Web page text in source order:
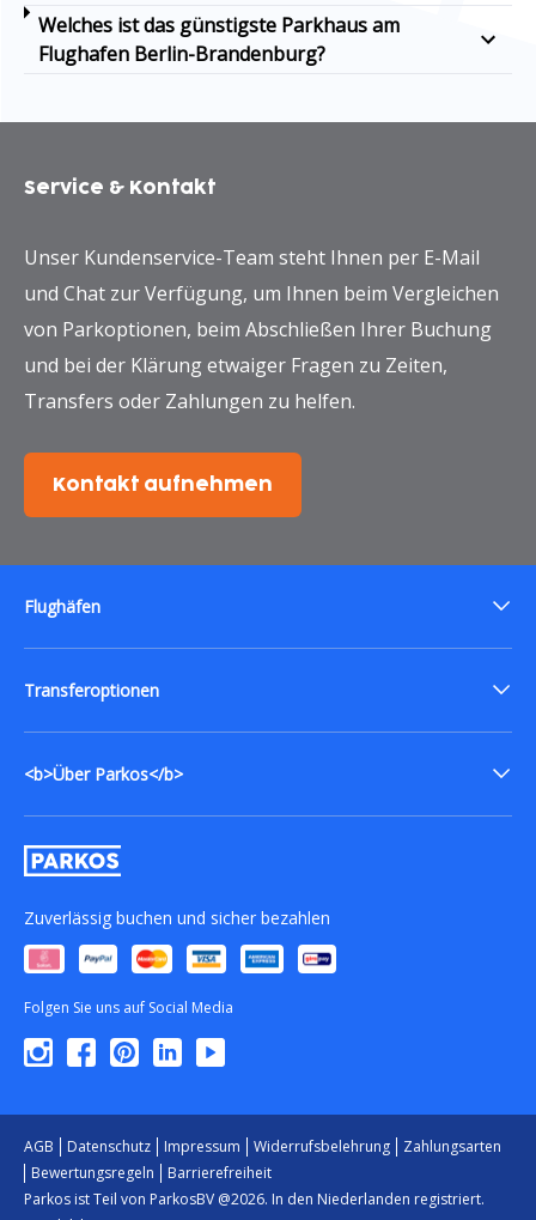
gesehen
Welches ist das günstigste Parkhaus am
Flughafen Berlin-Brandenburg?
Service & Kontakt
Unser Kundenservice-Team steht Ihnen per E-Mail
und Chat zur Verfügung, um Ihnen beim Vergleichen
von Parkoptionen, beim Abschließen Ihrer Buchung
und bei der Klärung etwaiger Fragen zu Zeiten,
Transfers oder Zahlungen zu helfen.
Kontakt aufnehmen
Zuverlässig buchen und sicher bezahlen
Folgen Sie uns auf Social Media
Flughäfen
Transferoptionen
<b>Über Parkos</b>
Parkos ist Teil von ParkosBV @2026. In den Niederlanden registriert.
AGB Datenschutz Impressum Widerrufsbelehrung
Zahlungsarten
Bewertungsregeln
Barrierefreiheit